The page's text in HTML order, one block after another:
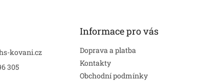
kovani.cz
305
Informace pro vás
Doprava a platba
Kontakty
Obchodní podmínky